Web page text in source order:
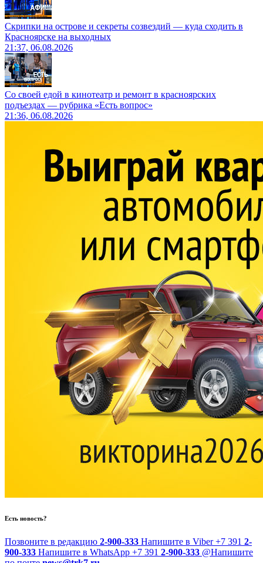
Скрипки на острове и секреты созвездий — куда сходить в
Красноярске на выходных
21:37, 06.08.2026
Со своей едой в кинотеатр и ремонт в красноярских
подъездах — рубрика «Есть вопрос»
21:36, 06.08.2026
Есть новость?
Позвоните в редакцию 2-900-333 Напишите в Viber +7 391 2-
900-333 Напишите в WhatsApp +7 391 2-900-333 @Напишите